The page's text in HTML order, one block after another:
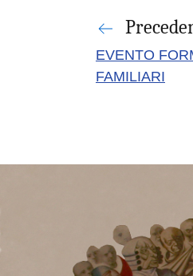
EVENTO
FAMILIARI